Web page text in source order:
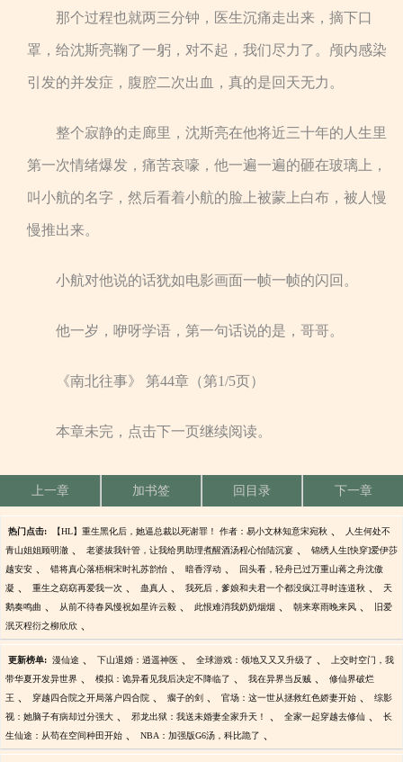
那个过程也就两三分钟，医生沉痛走出来，摘下口
罩，给沈斯亮鞠了一躬，对不起，我们尽力了。颅内感染
引发的并发症，腹腔二次出血，真的是回天无力。
整个寂静的走廊里，沈斯亮在他将近三十年的人生里
第一次情绪爆发，痛苦哀嚎，他一遍一遍的砸在玻璃上，
叫小航的名字，然后看着小航的脸上被蒙上白布，被人慢
慢推出来。
小航对他说的话犹如电影画面一帧一帧的闪回。
他一岁，咿呀学语，第一句话说的是，哥哥。
《南北往事》 第44章（第1/5页）
本章未完，点击下一页继续阅读。
上一章 加书签 回目录 下一章
热门点击: 【HL】重生黑化后，她逼总裁以死谢罪！ 作者：易小文林知意宋宛秋 、 人生何处不
青山姐姐顾明澈 、 老婆拔我针管，让我给男助理煮醒酒汤程心怡陆沉宴 、 锦绣人生[快穿]爱伊莎
越安安 、 错将真心落梧桐宋时礼苏韵怡 、 暗香浮动 、 回头看，轻舟已过万重山蒋之舟沈傲
凝 、 重生之窈窈再爱我一次 、 蛊真人 、 我死后，爹娘和夫君一个都没疯江寻时连道秋 、 天
鹅奏鸣曲 、 从前不待春风慢祝如星许云毅 、 此恨难消我奶奶烟烟 、 朝来寒雨晚来风 、 旧爱
泯灭程衍之柳欣欣 、
更新榜单: 漫仙途 、 下山退婚：逍遥神医 、 全球游戏：领地又又又升级了 、 上交时空门，我
带华夏开发异世界 、 模拟：诡异看见我后决定不降临了 、 我在异界当反贼 、 修仙界破烂
王 、 穿越四合院之开局落户四合院 、 瘸子的剑 、 官场：这一世从拯救红色娇妻开始 、 综影
视：她脑子有病却过分强大 、 邪龙出狱：我送未婚妻全家升天！ 、 全家一起穿越去修仙 、 长
生仙途：从苟在空间种田开始 、 NBA：加强版G6汤，科比跪了 、